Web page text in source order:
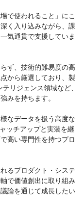
で使われること」にこ
く入り込みながら、課
気通貫で支援していま
ず、技術的難易度の高
から厳選しており、製
リジェンス領域など、
みを持ちます。
なデータを扱う高度な
ッチアップと実装を継
高い専門性を持つプロ
るプロダクト・システ
で価値創出に取り組み
論を通じて成長したい